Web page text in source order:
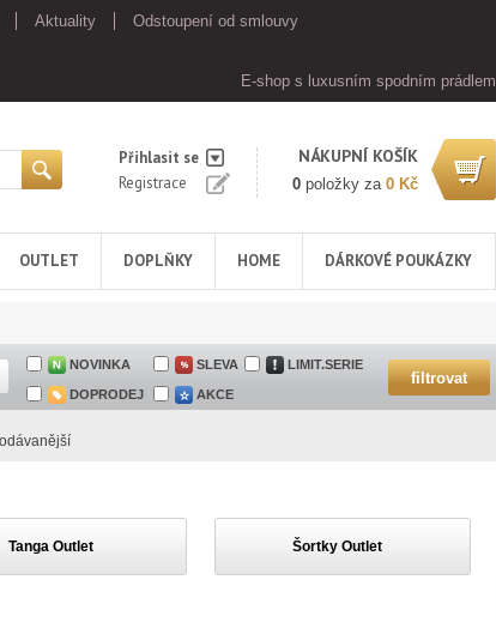
Aktuality
Odstoupení od smlouvy
E-shop s luxusním spodním prádlem
Přihlasit se
Registrace
NÁKUPNÍ KOŠÍK
0 položky za 0 Kč
OUTLET DOPLŇKY HOME DÁRKOVÉ POUKÁZKY
NOVINKA SLEVA LIMIT.SERIE
DOPRODEJ AKCE
Tanga Outlet Šortky Outlet